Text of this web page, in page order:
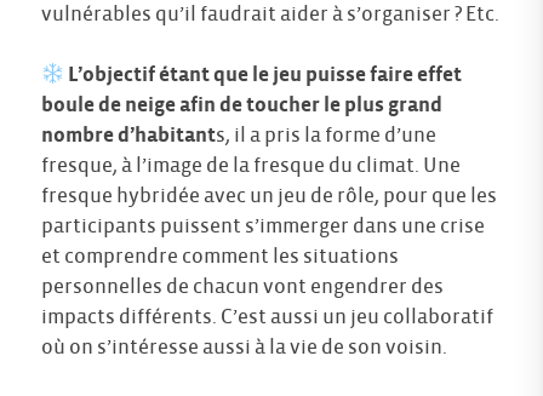
vulnérables qu’il faudrait aider à s’organiser ? Etc.
L’objectif étant que le jeu puisse faire effet
boule de neige afin de toucher le plus grand
nombre d’habitants, il a pris la forme d’une
fresque, à l’image de la fresque du climat. Une
fresque hybridée avec un jeu de rôle, pour que les
participants puissent s’immerger dans une crise
et comprendre comment les situations
personnelles de chacun vont engendrer des
impacts différents. C’est aussi un jeu collaboratif
où on s’intéresse aussi à la vie de son voisin.